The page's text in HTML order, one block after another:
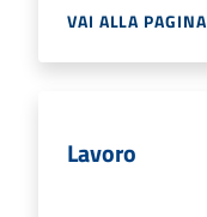
VAI ALLA PAGINA
Lavoro